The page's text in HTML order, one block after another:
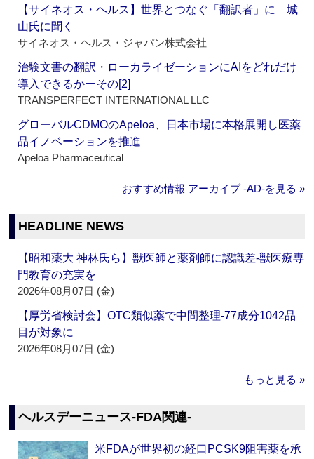
【サイネオス・ヘルス】世界とつなぐ「翻訳者」に 城
山氏に聞く
サイネオス・ヘルス・ジャパン株式会社
治験文書の翻訳・ローカライゼーションにAIをどれだけ
導入できるかーその[2]
TRANSPERFECT INTERNATIONAL LLC
グローバルCDMOのApeloa、日本市場に本格展開し医薬
品イノベーションを推進
Apeloa Pharmaceutical
おすすめ情報 アーカイブ ‐AD‐を見る »
HEADLINE NEWS
【昭和薬大 神林氏ら】獣医師と薬剤師に認識差‐獣医療専
門教育の充実を
2026年08月07日 (金)
【厚労省検討会】OTC類似薬で中間整理‐77成分1042品
目が対象に
2026年08月07日 (金)
もっと見る »
ヘルスデーニュース‐FDA関連‐
米FDAが世界初の経口PCSK9阻害薬を承